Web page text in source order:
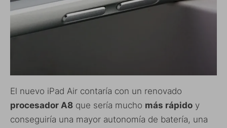
El nuevo iPad Air contaría con un renovado
procesador A8 que sería mucho más rápido y
conseguiría una mayor autonomía de batería, una